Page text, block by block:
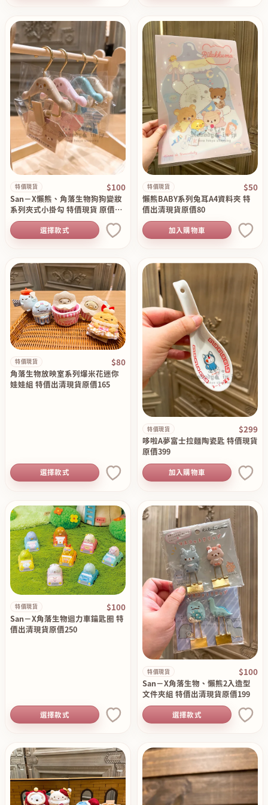
特價現貨 $100
San－X懶熊、角落生物狗狗變妝
系列夾式小掛勾 特價現貨 原價19
0
選擇款式
特價現貨 $50
懶熊BABY系列兔耳A4資料夾 特
價出清現貨原價80
加入購物車
特價現貨 $80
角落生物放映室系列爆米花迷你
娃娃組 特價出清現貨原價165
選擇款式
特價現貨 $299
哆啦A夢富士拉麵陶瓷匙 特價現貨
原價399
加入購物車
特價現貨 $100
San－X角落生物迴力車鑰匙圈 特
價出清現貨原價250
選擇款式
特價現貨 $100
San－X角落生物、懶熊2入造型
文件夾組 特價出清現貨原價199
選擇款式